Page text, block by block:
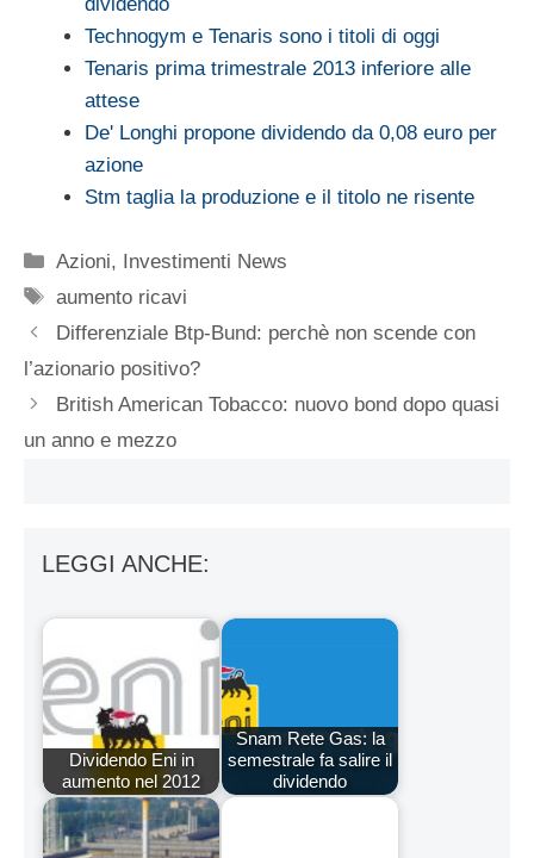
Technogym e Tenaris sono i titoli di oggi
Tenaris prima trimestrale 2013 inferiore alle
attese
De' Longhi propone dividendo da 0,08 euro per
azione
Stm taglia la produzione e il titolo ne risente
Categorie
Azioni, Investimenti News
Tag
aumento ricavi
Differenziale Btp-Bund: perchè non scende con
l’azionario positivo?
British American Tobacco: nuovo bond dopo quasi
un anno e mezzo
LEGGI ANCHE:
Dividendo Eni in
aumento nel 2012
Snam Rete Gas: la
semestrale fa salire il
dividendo